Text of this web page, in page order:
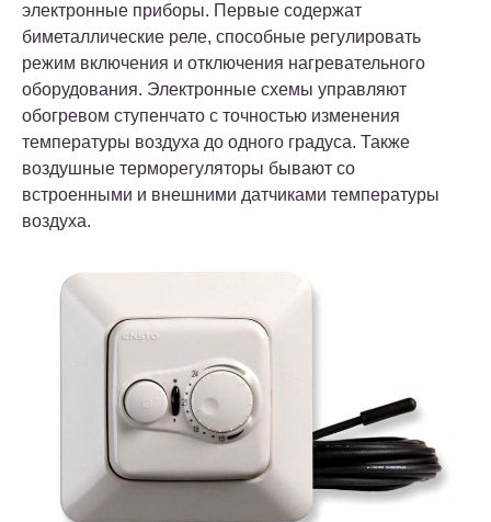
электронные приборы. Первые содержат
биметаллические реле, способные регулировать
режим включения и отключения нагревательного
оборудования. Электронные схемы управляют
обогревом ступенчато с точностью изменения
температуры воздуха до одного градуса. Также
воздушные терморегуляторы бывают со
встроенными и внешними датчиками температуры
воздуха.